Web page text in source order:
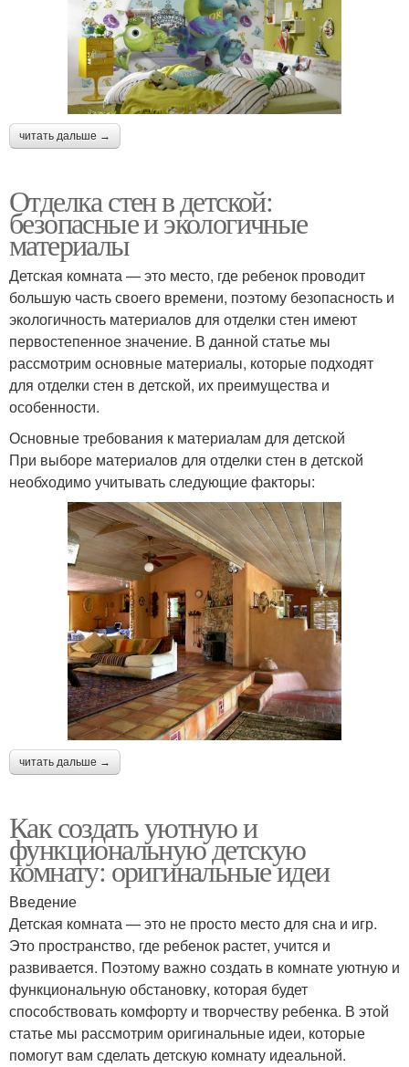
читать дальше →
Отделка стен в детской:
безопасные и экологичные
материалы
Детская комната — это место, где ребенок проводит
большую часть своего времени, поэтому безопасность и
экологичность материалов для отделки стен имеют
первостепенное значение. В данной статье мы
рассмотрим основные материалы, которые подходят
для отделки стен в детской, их преимущества и
особенности.
Основные требования к материалам для детской
При выборе материалов для отделки стен в детской
необходимо учитывать следующие факторы:
читать дальше →
Как создать уютную и
функциональную детскую
комнату: оригинальные идеи
Введение
Детская комната — это не просто место для сна и игр.
Это пространство, где ребенок растет, учится и
развивается. Поэтому важно создать в комнате уютную и
функциональную обстановку, которая будет
способствовать комфорту и творчеству ребенка. В этой
статье мы рассмотрим оригинальные идеи, которые
помогут вам сделать детскую комнату идеальной.